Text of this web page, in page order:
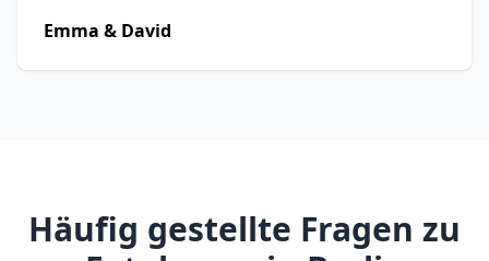
Emma & David
Häufig gestellte Fragen zu